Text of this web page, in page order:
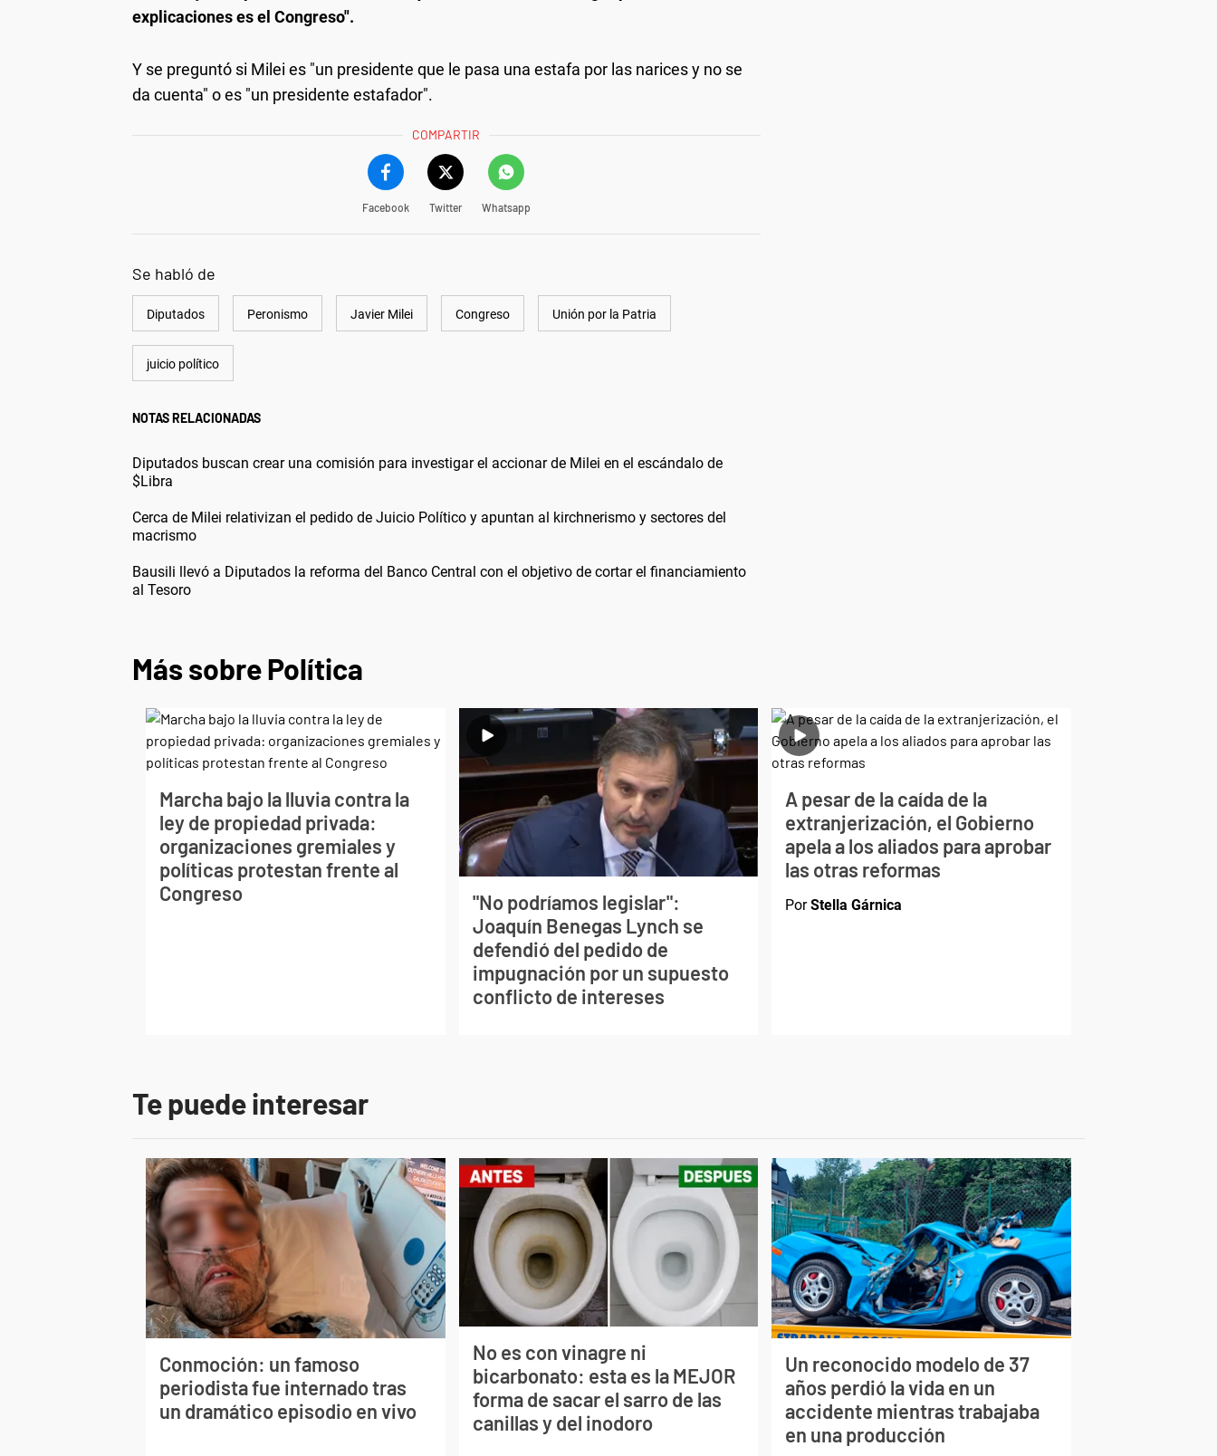
explicaciones es el Congreso".
Y se preguntó si Milei es "un presidente que le pasa una estafa por las narices y no se
da cuenta" o es "un presidente estafador".
COMPARTIR
Facebook Twitter Whatsapp
Se habló de
Diputados Peronismo Javier Milei Congreso Unión por la Patria
juicio político
NOTAS RELACIONADAS
Diputados buscan crear una comisión para investigar el accionar de Milei en el escándalo de
$Libra
Cerca de Milei relativizan el pedido de Juicio Político y apuntan al kirchnerismo y sectores del
macrismo
Bausili llevó a Diputados la reforma del Banco Central con el objetivo de cortar el financiamiento
al Tesoro
Más sobre Política
Marcha bajo la lluvia contra la
ley de propiedad privada:
organizaciones gremiales y
políticas protestan frente al
Congreso
"No podríamos legislar":
Joaquín Benegas Lynch se
defendió del pedido de
impugnación por un supuesto
conflicto de intereses
A pesar de la caída de la
extranjerización, el Gobierno
apela a los aliados para aprobar
las otras reformas
PorStella Gárnica
Te puede interesar
Conmoción: un famoso
periodista fue internado tras
un dramático episodio en vivo
No es con vinagre ni
bicarbonato: esta es la MEJOR
forma de sacar el sarro de las
canillas y del inodoro
Un reconocido modelo de 37
años perdió la vida en un
accidente mientras trabajaba
en una producción